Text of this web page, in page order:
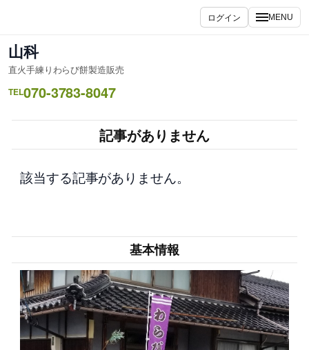
ス
キ
ッ
ログイン MENU
山科
直火手練りわらび餅製造販売
TEL070-3783-8047
記事がありません
該当する記事がありません。
基本情報